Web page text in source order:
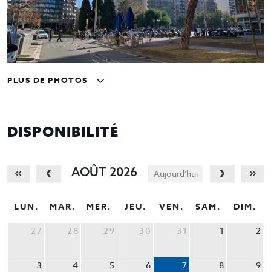
PLUS DE PHOTOS
DISPONIBILITÉ
Aujourd'hui
AOÛT 2026
LUN. MAR. MER. JEU. VEN. SAM. DIM.
27 28 29 30 31 1 2
3 4 5 6 7 8 9